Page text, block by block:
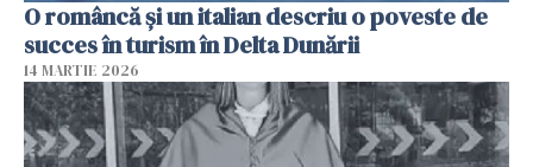
O româncă și un italian descriu o poveste de
succes în turism în Delta Dunării
14 MARTIE 2026